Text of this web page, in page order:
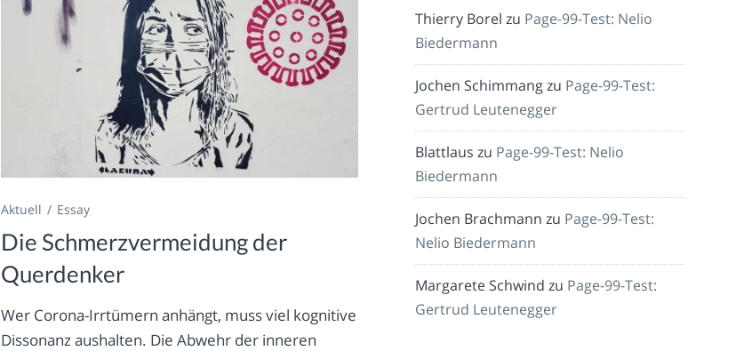
Aktuell Essay
Die Schmerzvermeidung der
Querdenker
Wer Corona-Irrtümern anhängt, muss viel kognitive
Dissonanz aushalten. Die Abwehr der inneren
Thierry Borel zu Page-99-Test: Nelio
Biedermann
Jochen Schimmangzu Page-99-Test:
Gertrud Leutenegger
Blattlaus zu Page-99-Test: Nelio
Biedermann
Jochen Brachmann zu Page-99-Test:
Nelio Biedermann
Margarete Schwind zu Page-99-Test:
Gertrud Leutenegger